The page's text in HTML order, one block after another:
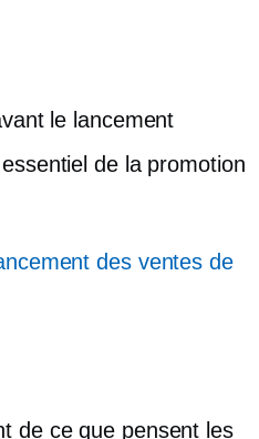
le lancement
de la promotion
des ventes de
de ce que pensent les